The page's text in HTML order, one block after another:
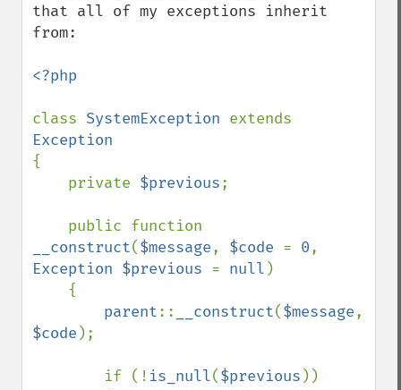
that all of my exceptions inherit
from:
<?php
class SystemException
{
    private
$previous;
__construct($message, $code = 0
Exception $previous = null )
parent:: __construct($message
$code );
        if (!
is_null($previous ))